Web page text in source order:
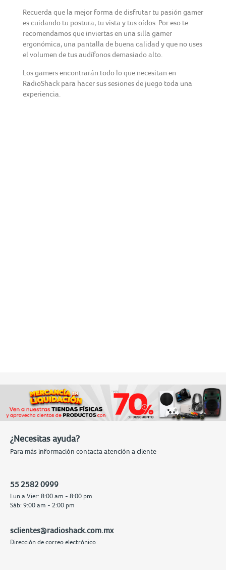
Recuerda que la mejor forma de disfrutar tu pasión gamer
es cuidando tu postura, tu vista y tus oídos. Por eso te
recomendamos que inviertas en una silla gamer
ergonómica, una pantalla de buena calidad y que no uses
el volumen de tus audífonos demasiado alto.
Los gamers encontrarán todo lo que necesitan en
RadioShack para hacer sus sesiones de juego toda una
experiencia.
¿Necesitas ayuda?
Para más información contacta atención a cliente
55 2582 0999
Lun a Vier: 8:00 am - 8:00 pm
Sáb: 9:00 am - 2:00 pm
sclientes@radioshack.com.mx
Dirección de correo electrónico